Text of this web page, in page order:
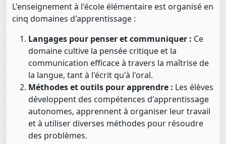
L'enseignement à l'école élémentaire est organisé en
cinq domaines d'apprentissage :
Langages pour penser et communiquer : Ce
domaine cultive la pensée critique et la
communication efficace à travers la maîtrise de
la langue, tant à l'écrit qu'à l'oral.
Méthodes et outils pour apprendre : Les élèves
développent des compétences d'apprentissage
autonomes, apprennent à organiser leur travail
et à utiliser diverses méthodes pour résoudre
des problèmes.